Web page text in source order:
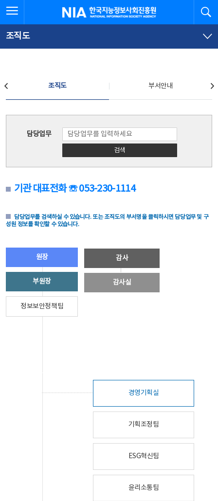
문
로
가
체
뉴
바
가
한국지능정보사회진흥원
조직도
조직도 부서안내
담당업무
검색
기관 대표전화 ☏ 053-230-1114
담당업무를 검색하실 수 있습니다. 또는 조직도의 부서명을 클릭하시면 담당업무 및 구
성원 정보를 확인할 수 있습니다.
원장
부원장
정보보안정책팀
감사
감사실
경영기획실
기획조정팀
ESG혁신팀
윤리소통팀